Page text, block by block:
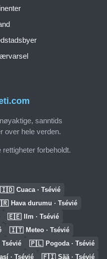
sanntids
over hele verden.
forbeholdt.
🇮🇩 Cuaca · Tsévié
Hava durumu · Tsévié
🇪🇪 Ilm · Tsévié
🇮🇹 Meteo · Tsévié
Tsévié 🇵🇱 Pogoda · Tsévié
· Tsévié 🇫🇮 Sää · Tsévié